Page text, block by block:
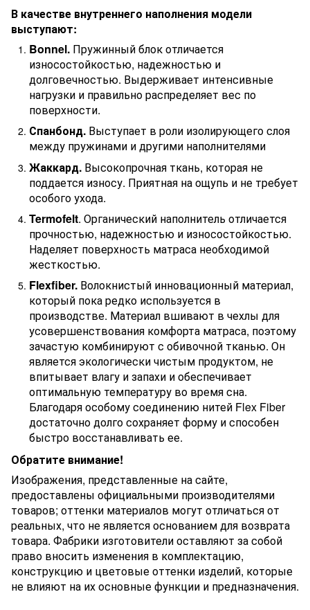
В качестве внутреннего наполнения модели
выступают:
Bonnel. Пружинный блок отличается
износостойкостью, надежностью и
долговечностью. Выдерживает интенсивные
нагрузки и правильно распределяет вес по
поверхности.
Спанбонд. Выступает в роли изолирующего слоя
между пружинами и другими наполнителями
Жаккард. Высокопрочная ткань, которая не
поддается износу. Приятная на ощупь и не требует
особого ухода.
Termofelt. Органический наполнитель отличается
прочностью, надежностью и износостойкостью.
Наделяет поверхность матраса необходимой
жесткостью.
Flexfiber. Волокнистый инновационный материал,
который пока редко используется в
производстве. Материал вшивают в чехлы для
усовершенствования комфорта матраса, поэтому
зачастую комбинируют с обивочной тканью. Он
является экологически чистым продуктом, не
впитывает влагу и запахи и обеспечивает
оптимальную температуру во время сна.
Благодаря особому соединению нитей Flex Fiber
достаточно долго сохраняет форму и способен
быстро восстанавливать ее.
Обратите внимание!
Изображения, представленные на сайте,
предоставлены официальными производителями
товаров; оттенки материалов могут отличаться от
реальных, что не является основанием для возврата
товара. Фабрики изготовители оставляют за собой
право вносить изменения в комплектацию,
конструкцию и цветовые оттенки изделий, которые
не влияют на их основные функции и предназначения.